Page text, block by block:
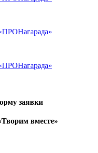
заявки
вместе»